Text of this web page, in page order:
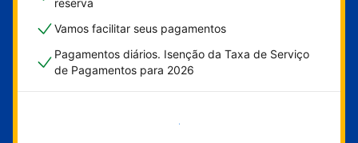
reserva
Vamos facilitar seus pagamentos
Pagamentos diários. Isenção da Taxa de Serviço
de Pagamentos para 2026
Comece agora